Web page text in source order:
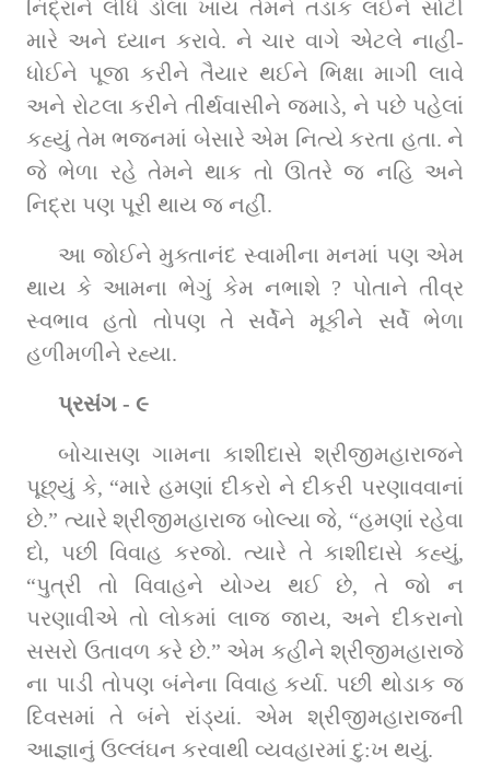
નિદ્રાને લીધે ડોલાં ખાય તેમને તડાક લઈને સોટી
મારે અને ધ્‍યાન કરાવે. ને ચાર વાગે એટલે નાહી-
ધોઈને પૂજા કરીને તૈયાર થઈને ભિક્ષા માગી લાવે
અને રોટલા કરીને તીર્થવાસીને જમાડે, ને પછે પહેલાં
કહ્યું તેમ ભજનમાં બેસારે એમ નિત્‍યે કરતા હતા. ને
જે ભેળા રહે તેમને થાક તો ઊતરે જ નહિ અને
નિદ્રા પણ પૂરી થાય જ નહીં.
આ જોઈને મુક્તાનંદ સ્‍વામીના મનમાં પણ એમ
થાય કે આમના ભેગું કેમ નભાશે ? પોતાને તીવ્ર
સ્વભાવ હતો તોપણ તે સર્વેને મૂકીને સર્વે ભેળા
હળીમળીને રહ્યા.
પ્રસંગ - ૯
બોચાસણ ગામના કાશીદાસે શ્રીજીમહારાજને
પૂછ્યું કે, “મારે હમણાં દીકરો ને દીકરી પરણાવવાનાં
છે.” ત્‍યારે શ્રીજીમહારાજ બોલ્‍યા જે, “હમણાં રહેવા
દો, પછી વિવાહ કરજો. ત્‍યારે તે કાશીદાસે કહ્યું,
“પુત્રી તો વિવાહને યોગ્‍ય થઈ છે, તે જો ન
પરણાવીએ તો લોકમાં લાજ જાય, અને દીકરાનો
સસરો ઉતાવળ કરે છે.” એમ કહીને શ્રીજીમહારાજે
ના પાડી તોપણ બંનેના વિવાહ કર્યા. પછી થોડાક જ
દિવસમાં તે બંને રાંડ્યાં. એમ શ્રીજીમહારાજની
આજ્ઞાનું ઉલ્‍લંઘન કરવાથી વ્યવહારમાં દુ:ખ થયું.